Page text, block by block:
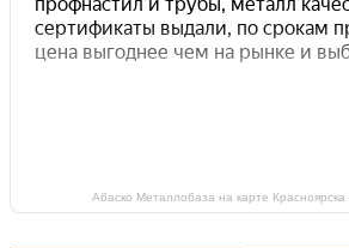
Абаско Металлобаза на карте